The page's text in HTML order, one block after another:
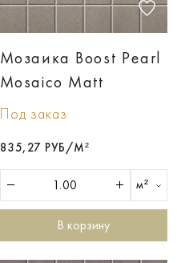
Мозаика Boost Pearl
Mosaico Matt
Под заказ
835,27 РУБ/М²
м²
В корзину